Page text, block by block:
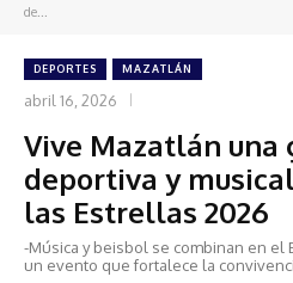
de...
DEPORTES MAZATLÁN
abril 16, 2026
Vive Mazatlán una
deportiva y
las Estrellas 2026
-Música y beisbol se combinan en el
un evento que fortalece la